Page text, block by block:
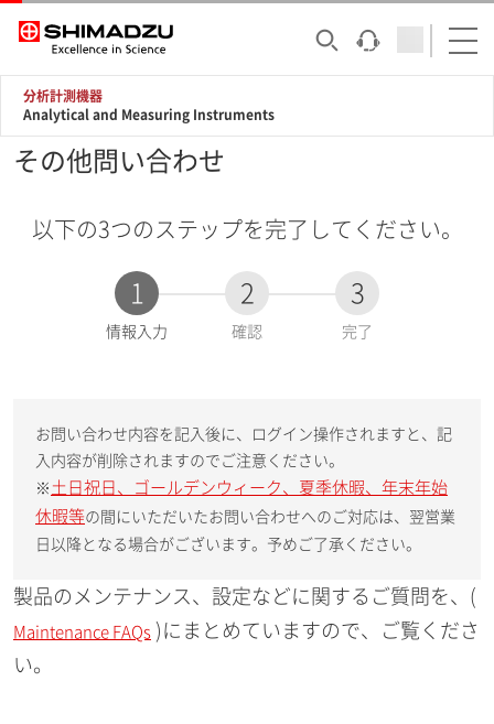
分析計測機器
Analytical and Measuring Instruments
その他問い合わせ
以下の3つのステップを完了してください。
1
現
情報入力
2
確認
3
完了
お問い合わせ内容を記入後に、ログイン操作されますと、記
入内容が削除されますのでご注意ください。
※ 土日祝日、ゴールデンウィーク、夏季休暇、年末年始
休暇等の間にいただいたお問い合わせへのご対応は、翌営業
日以降となる場合がございます。予めご了承ください。
製品のメンテナンス、設定などに関するご質問を、(
Maintenance FAQs )にまとめていますので、ご覧くださ
い。